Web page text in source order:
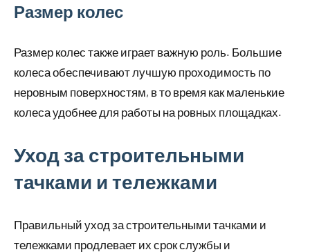
Размер колес
Размер колес также играет важную роль. Большие
колеса обеспечивают лучшую проходимость по
неровным поверхностям, в то время как маленькие
колеса удобнее для работы на ровных площадках.
Уход за строительными
тачками и тележками
Правильный уход за строительными тачками и
тележками продлевает их срок службы и